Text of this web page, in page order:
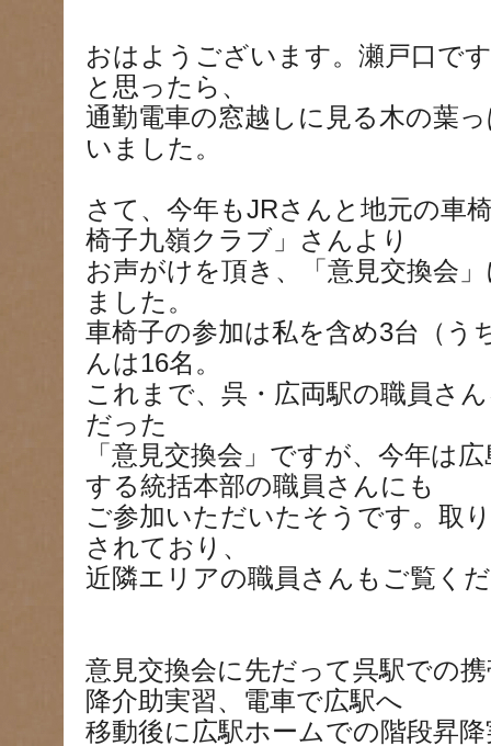
おはようございます。瀬戸口で
と思ったら、
通勤電車の窓越しに見る木の葉
いました。
さて、今年もJRさんと地元の車
椅子九嶺クラブ」さんより
お声がけを頂き、「意見交換会
ました。
車椅子の参加は私を含め3台（う
んは16名。
これまで、呉・広両駅の職員さ
だった
「意見交換会」ですが、今年は
する統括本部の職員さんにも
ご参加いただいたそうです。取
されており、
近隣エリアの職員さんもご覧く
意見交換会に先だって呉駅での
降介助実習、電車で広駅へ
移動後に広駅ホームでの階段昇